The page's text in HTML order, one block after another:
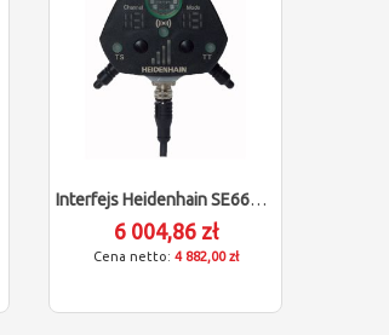
Interfejs Heidenhain SE660 (dostawa 16-18 Tygodni)
6 004,86 zł
4 882,00 zł